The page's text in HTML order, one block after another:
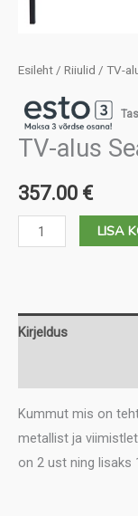
Esileht / Riiulid / TV-
TV-alus
357.00 €
alus
LISA
Kirjeldus
Kummut mis on
metallist ja
on 2 ust ning lisaks